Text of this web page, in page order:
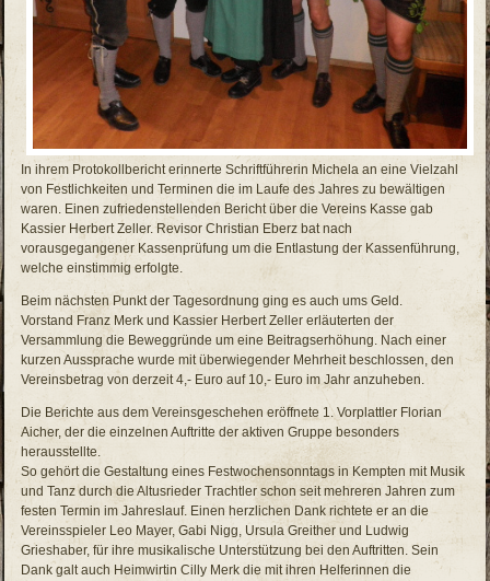
In ihrem Protokollbericht erinnerte Schriftführerin Michela an eine Vielzahl
von Festlichkeiten und Terminen die im Laufe des Jahres zu bewältigen
waren. Einen zufriedenstellenden Bericht über die Vereins Kasse gab
Kassier Herbert Zeller. Revisor Christian Eberz bat nach
vorausgegangener Kassenprüfung um die Entlastung der Kassenführung,
welche einstimmig erfolgte.
Beim nächsten Punkt der Tagesordnung ging es auch ums Geld.
Vorstand Franz Merk und Kassier Herbert Zeller erläuterten der
Versammlung die Beweggründe um eine Beitragserhöhung. Nach einer
kurzen Aussprache wurde mit überwiegender Mehrheit beschlossen, den
Vereinsbetrag von derzeit 4,- Euro auf 10,- Euro im Jahr anzuheben.
Die Berichte aus dem Vereinsgeschehen eröffnete 1. Vorplattler Florian
Aicher, der die einzelnen Auftritte der aktiven Gruppe besonders
herausstellte.
So gehört die Gestaltung eines Festwochensonntags in Kempten mit Musik
und Tanz durch die Altusrieder Trachtler schon seit mehreren Jahren zum
festen Termin im Jahreslauf. Einen herzlichen Dank richtete er an die
Vereinsspieler Leo Mayer, Gabi Nigg, Ursula Greither und Ludwig
Grieshaber, für ihre musikalische Unterstützung bei den Auftritten. Sein
Dank galt auch Heimwirtin Cilly Merk die mit ihren Helferinnen die